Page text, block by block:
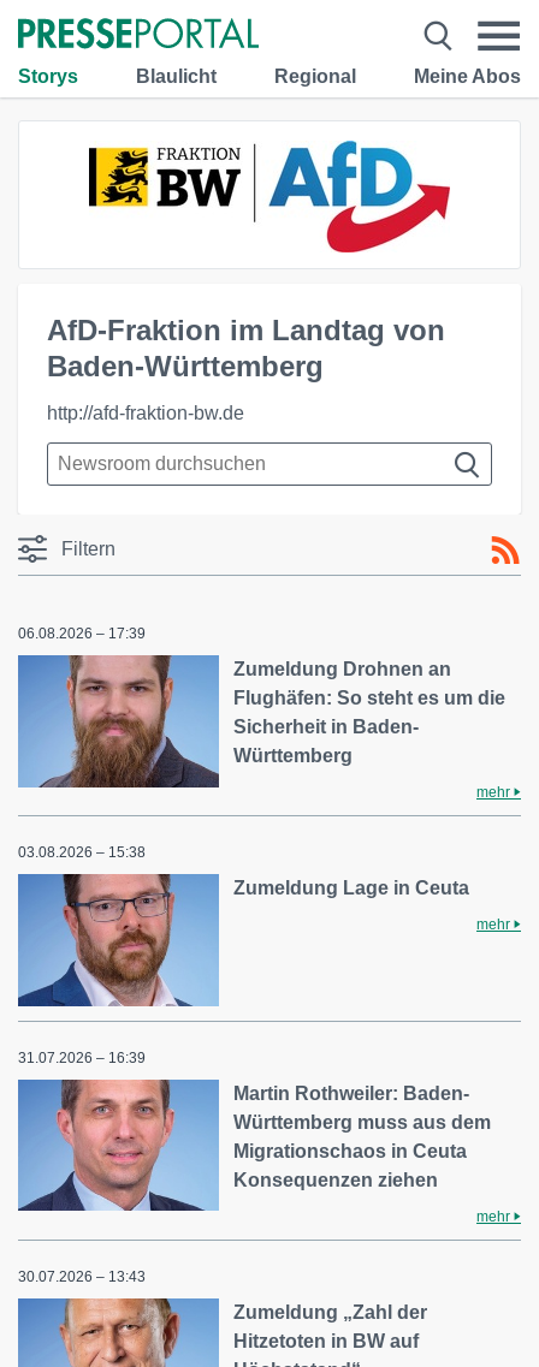
Storys Blaulicht Regional Meine Abos
AfD-Fraktion im Landtag von
Baden-Württemberg
http://afd-fraktion-bw.de
Filtern
06.08.2026 – 17:39
Zumeldung Drohnen an
Flughäfen: So steht es um die
Sicherheit in Baden-
Württemberg
mehr
03.08.2026 – 15:38
Zumeldung Lage in Ceuta
mehr
31.07.2026 – 16:39
Martin Rothweiler: Baden-
Württemberg muss aus dem
Migrationschaos in Ceuta
Konsequenzen ziehen
mehr
30.07.2026 – 13:43
Zumeldung „Zahl der
Hitzetoten in BW auf